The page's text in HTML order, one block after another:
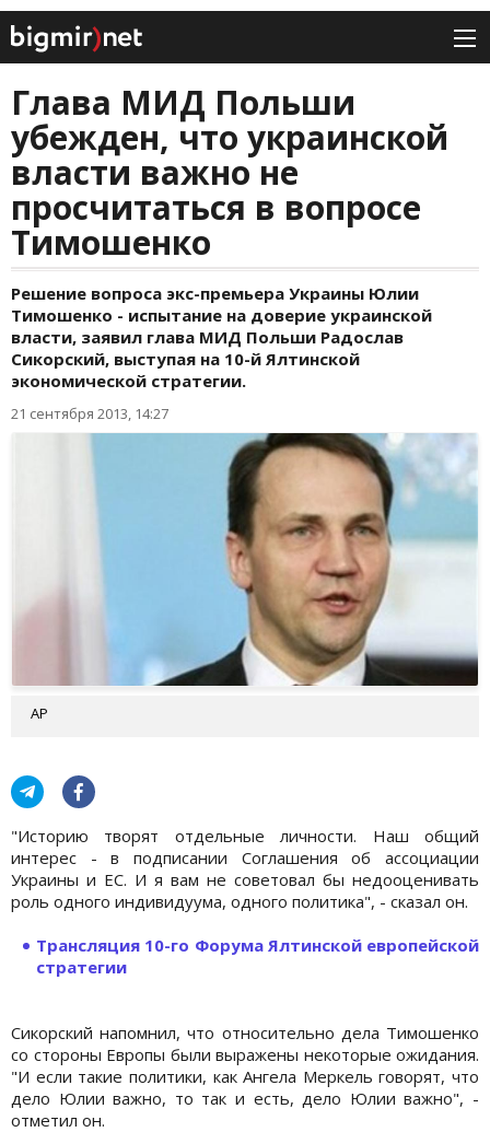
Глава МИД Польши
убежден, что украинской
власти важно не
просчитаться в вопросе
Тимошенко
Решение вопроса экс-премьера Украины Юлии
Тимошенко - испытание на доверие украинской
власти, заявил глава МИД Польши Радослав
Сикорский, выступая на 10-й Ялтинской
экономической стратегии.
21 сентября 2013, 14:27
АР
"Историю творят отдельные личности. Наш общий
интерес - в подписании Соглашения об ассоциации
Украины и ЕС. И я вам не советовал бы недооценивать
роль одного индивидуума, одного политика", - сказал он.
Трансляция 10-го Фoрума Ялтинской европейской
стратегии
Сикорский напомнил, что относительно дела Тимошенко
со стороны Европы были выражены некоторые ожидания.
"И если такие политики, как Ангела Меркель говорят, что
дело Юлии важно, то так и есть, дело Юлии важно", -
отметил он.